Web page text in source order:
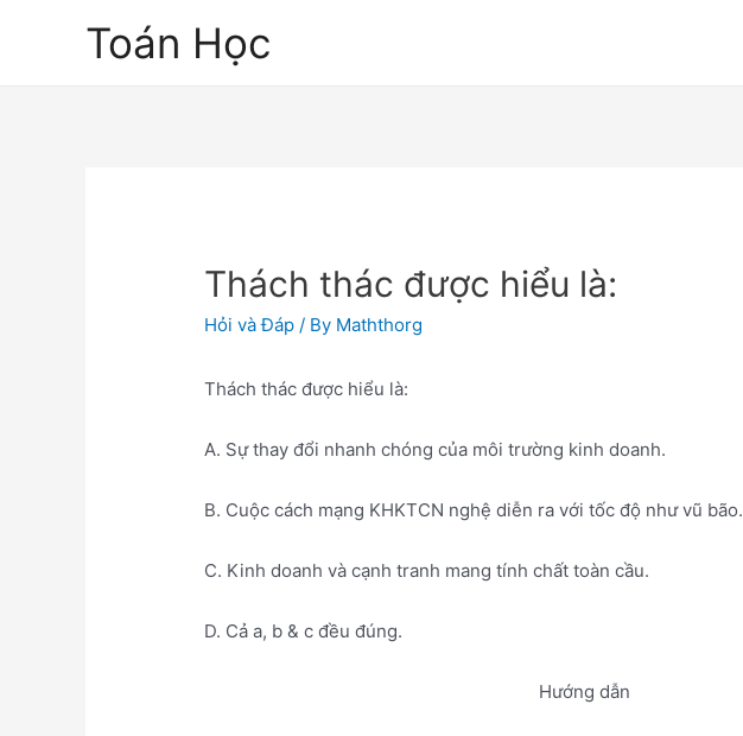
Toán Học
Thách thác được hiểu là:
Hỏi và Đáp / By Maththorg
Thách thác được hiểu là:
A. Sự thay đổi nhanh chóng của môi trường kinh doanh.
B. Cuộc cách mạng KHKTCN nghệ diễn ra với tốc độ như vũ bão.
C. Kinh doanh và cạnh tranh mang tính chất toàn cầu.
D. Cả a, b & c đều đúng.
Hướng dẫn